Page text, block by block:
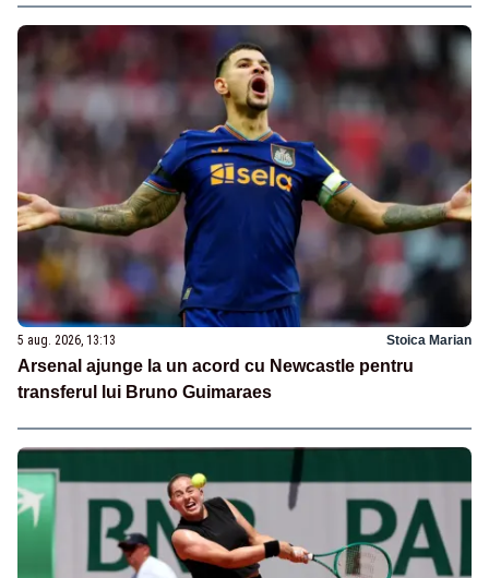
5 aug. 2026, 13:13 Stoica Marian
Arsenal ajunge la un acord cu Newcastle pentru
transferul lui Bruno Guimaraes